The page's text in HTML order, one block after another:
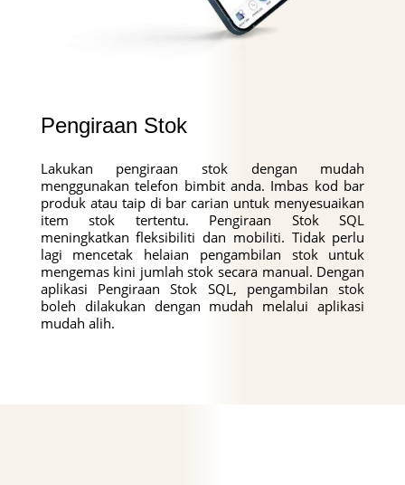
Pengiraan Stok
Lakukan pengiraan stok dengan mudah
menggunakan telefon bimbit anda. Imbas kod bar
produk atau taip di bar carian untuk menyesuaikan
item stok tertentu. Pengiraan Stok SQL
meningkatkan fleksibiliti dan mobiliti. Tidak perlu
lagi mencetak helaian pengambilan stok untuk
mengemas kini jumlah stok secara manual. Dengan
aplikasi Pengiraan Stok SQL, pengambilan stok
boleh dilakukan dengan mudah melalui aplikasi
mudah alih.